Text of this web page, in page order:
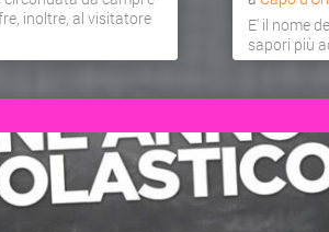
inoltre, al visitatore
E' il nome
sapori più